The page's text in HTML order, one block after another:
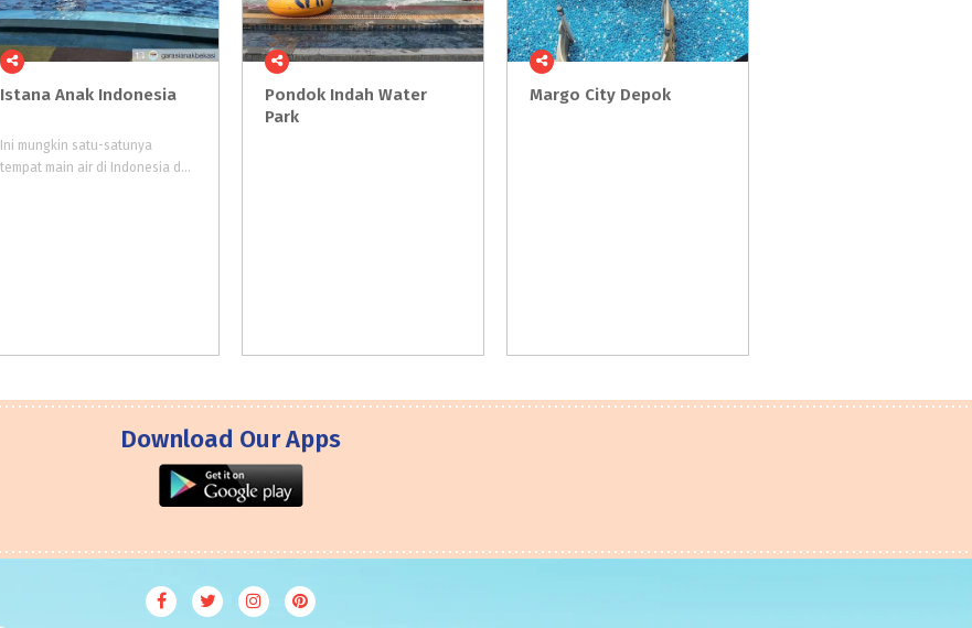
Istana Anak Indonesia
Ini mungkin satu-satunya
tempat main air di Indonesia dengan latar belakang istana ala Disney! Cantik banget, kan? Waterpark ini letaknya di dalam Istana Anak TMII. Karena baru dibuka, tempat ini masih sangat bersih. Ruang bilas dan toiletnya juga bersih
Pondok Indah Water
Park
Margo City Depok
Download Our Apps